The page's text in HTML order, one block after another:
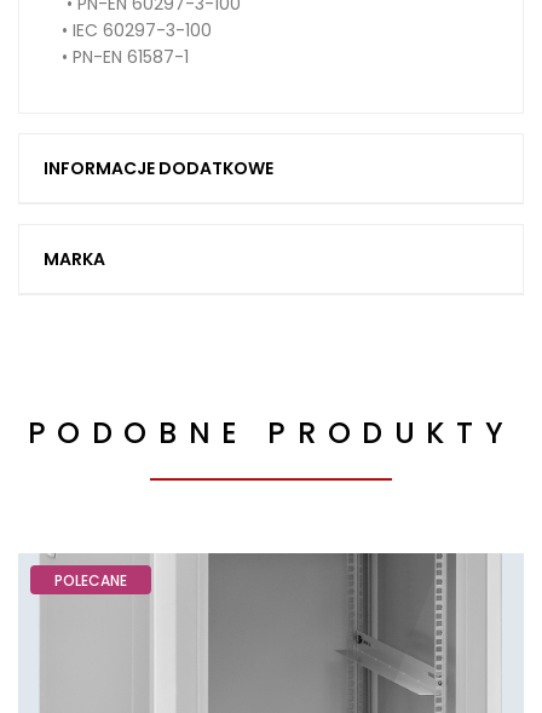
• IEC 60297-3-100
• PN-EN 61587-1
INFORMACJE DODATKOWE
MARKA
PODOBNE PRODUKTY
POLECANE